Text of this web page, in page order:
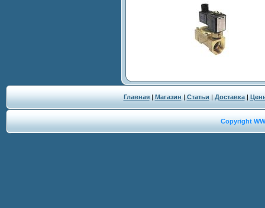
Главная| Магазин | Статьи | Доставка|
Copyright